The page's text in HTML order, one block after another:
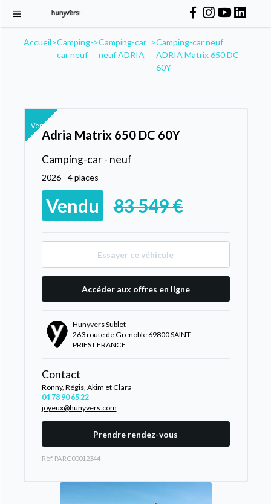
Accueil>Camping-
car neuf
>Camping-car
neuf ADRIA
>Camping-car neuf
ADRIA Matrix 650 DC
60Y
Vendu
Adria Matrix 650 DC 60Y
Camping-car - neuf
2026 - 4 places
Vendu 83 549 €
Essayer ce véhicule
Accéder aux offres en ligne
Hunyvers Sublet
263 route de Grenoble 69800 SAINT-
PRIEST FRANCE
Contact
Ronny, Régis, Akim et Clara
04 78 90 65 22
joyeux@hunyvers.com
Prendre rendez-vous
Rèf. PARC00012344